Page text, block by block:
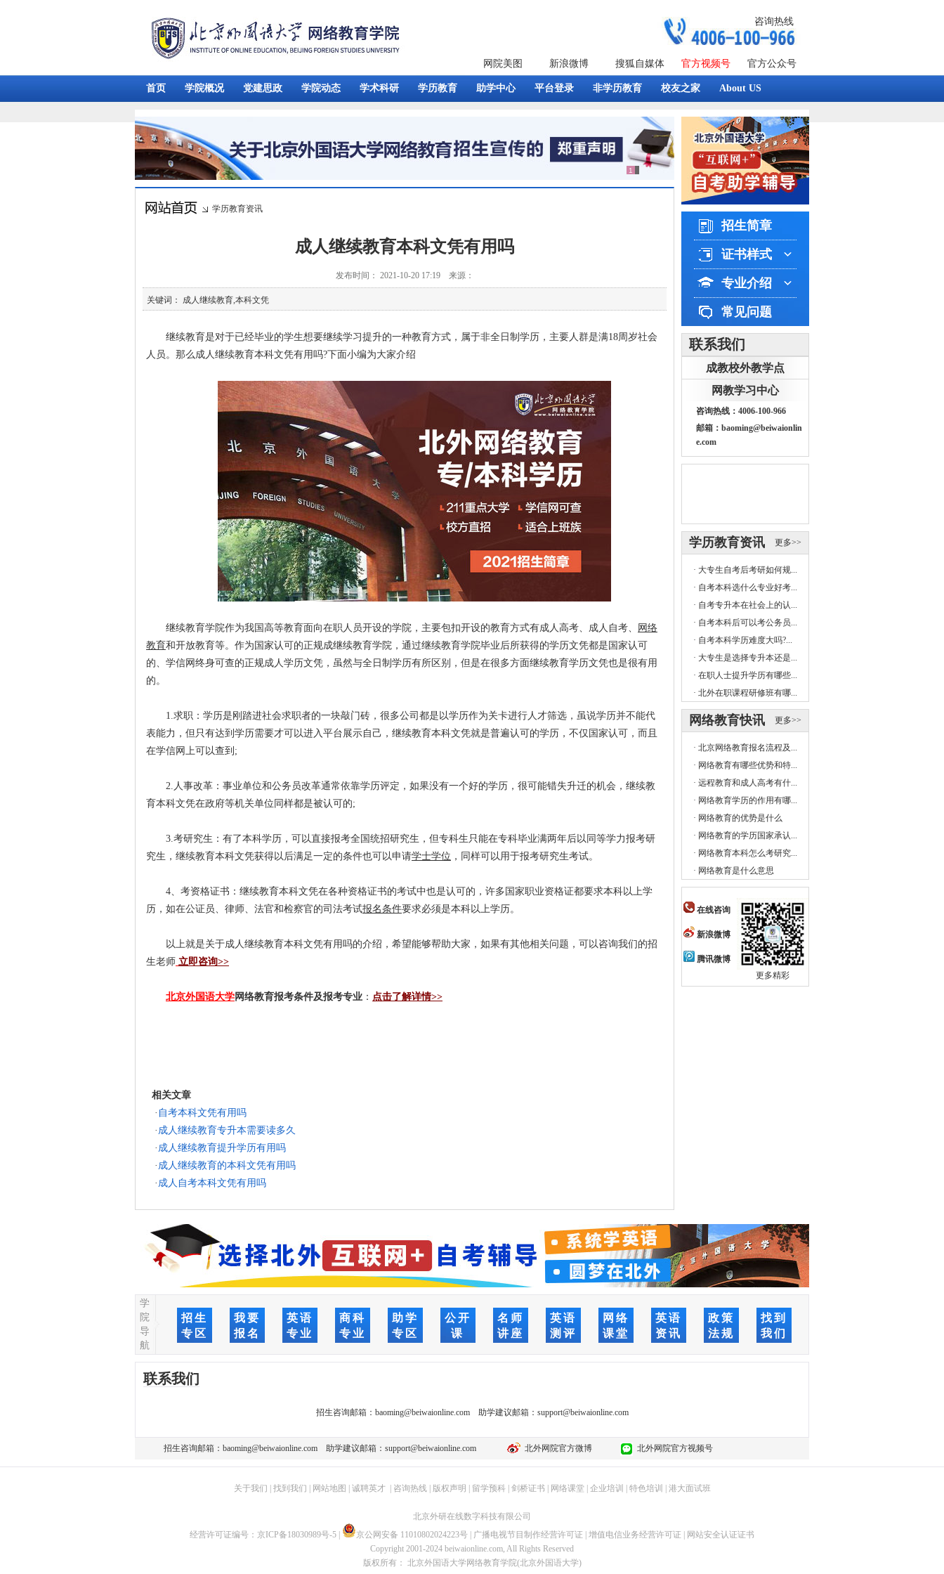
咨询热线
网院美图 新浪微博 搜狐自媒体 官方视频号 官方公众号
首页 学院概况 党建思政 学院动态 学术科研 学历教育 助学中心 平台登录 非学历教育 校友之家 About US
学历教育资讯
成人继续教育本科文凭有用吗
发布时间： 2021-10-20 17:19 来源：
关键词： 成人继续教育,本科文凭
继续教育是对于已经毕业的学生想要继续学习提升的一种教育方式，属于非全日制学历，主要人群是满18周岁社会
人员。那么成人继续教育本科文凭有用吗?下面小编为大家介绍
继续教育学院作为我国高等教育面向在职人员开设的学院，主要包扣开设的教育方式有成人高考、成人自考、
网络
教育和开放教育等。作为国家认可的正规成继续教育学院，通过继续教育学院毕业后所获得的学历文凭都是国家认可
的、学信网终身可查的正规成人学历文凭，虽然与全日制学历有所区别，但是在很多方面继续教育学历文凭也是很有用
的。
1.求职：学历是刚踏进社会求职者的一块敲门砖，很多公司都是以学历作为关卡进行人才筛选，虽说学历并不能代
表能力，但只有达到学历需要才可以进入平台展示自己，继续教育本科文凭就是普遍认可的学历，不仅国家认可，而且
在学信网上可以查到;
2.人事改革：事业单位和公务员改革通常依靠学历评定，如果没有一个好的学历，很可能错失升迁的机会，继续教
育本科文凭在政府等机关单位同样都是被认可的;
3.考研究生：有了本科学历，可以直接报考全国统招研究生，但专科生只能在专科毕业满两年后以同等学力报考研
究生，继续教育本科文凭获得以后满足一定的条件也可以申请学士学位 ，同样可以用于报考研究生考试。
4、考资格证书：继续教育本科文凭在各种资格证书的考试中也是认可的，许多国家职业资格证都要求本科以上学
历，如在公证员、律师、法官和检察官的司法考试报名条件要求必须是本科以上学历。
以上就是关于成人继续教育本科文凭有用吗的介绍，希望能够帮助大家，如果有其他相关问题，可以咨询我们的招
生老师 立即咨询>>
北京外国语大学网络教育报考条件及报考专业 ： 点击了解详情>>
相关文章
· 自考本科文凭有用吗
· 成人继续教育专升本需要读多久
· 成人继续教育提升学历有用吗
· 成人继续教育的本科文凭有用吗
· 成人自考本科文凭有用吗
招生简章
证书样式
专业介绍
常见问题
联系我们
成教校外教学点
网教学习中心
咨询热线：4006-100-966
邮箱：baoming@beiwaionlin
e.com
更多>>
学历教育资讯
· 大专生自考后考研如何规...
· 自考本科选什么专业好考...
· 自考专升本在社会上的认...
· 自考本科后可以考公务员...
· 自考本科学历难度大吗?...
· 大专生是选择专升本还是...
· 在职人士提升学历有哪些...
· 北外在职课程研修班有哪...
更多>>
网络教育快讯
· 北京网络教育报名流程及...
· 网络教育有哪些优势和特...
· 远程教育和成人高考有什...
· 网络教育学历的作用有哪...
· 网络教育的优势是什么
· 网络教育的学历国家承认...
· 网络教育本科怎么考研究...
· 网络教育是什么意思
在线咨询
新浪微博
腾讯微博
更多精彩
学
院
导
航
招生
专区
我要
报名
英语
专业
商科
专业
助学
专区
公开
课
名师
讲座
英语
测评
网络
课堂
英语
资讯
政策
法规
找到
我们
联系我们
招生咨询邮箱： baoming@beiwaionline.com助学建议邮箱： support@beiwaionline.com
招生咨询邮箱： baoming@beiwaionline.com 助学建议邮箱： support@beiwaionline.com 北外网院官方微博 北外网院官方视频号
关于我们 找到我们 网站地图 诚聘英才| 咨询热线| 版权声明 留学预科| 剑桥证书 网络课堂| 企业培训 特色培训 港大面试班
北京外研在线数字科技有限公司
经营许可证编号： 京ICP备18030989号-5 京公网安备 11010802024223号 广播电视节目制作经营许可证 增值电信业务经营许可证
网站安全认证证书
Copyright 2001-2024 beiwaionline.com, All Rights Reserved
版权所有： 北京外国语大学网络教育学院(北京外国语大学)